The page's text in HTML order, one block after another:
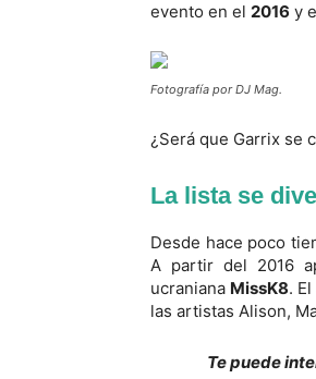
evento en el 2016 y
Fotografía por DJ Mag.
¿Será que Garrix se
La lista se
Desde hace poco
A partir del 2016
ucraniana MissK8.
las artistas Alison,
Te puede